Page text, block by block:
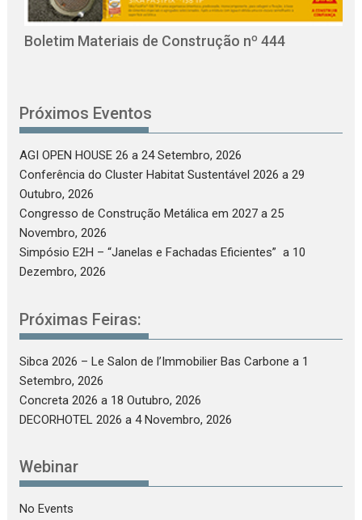
Boletim Materiais de Construção nº 444
Próximos Eventos
AGI OPEN HOUSE 26 a 24 Setembro, 2026
Conferência do Cluster Habitat Sustentável 2026 a 29
Outubro, 2026
Congresso de Construção Metálica em 2027 a 25
Novembro, 2026
Simpósio E2H – “Janelas e Fachadas Eficientes” a 10
Dezembro, 2026
Próximas Feiras:
Sibca 2026 – Le Salon de l’Immobilier Bas Carbone a 1
Setembro, 2026
Concreta 2026 a 18 Outubro, 2026
DECORHOTEL 2026 a 4 Novembro, 2026
Webinar
No Events